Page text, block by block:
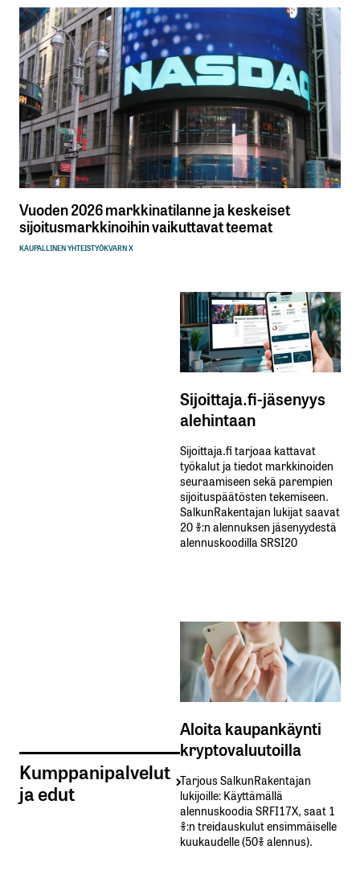
Vuoden 2026 markkinatilanne ja keskeiset
sijoitusmarkkinoihin vaikuttavat teemat
KAUPALLINEN YHTEISTYÖKVARN X
Kumppanipalvelut
ja edut
Sijoittaja.fi-jäsenyys
alehintaan
Sijoittaja.fi tarjoaa kattavat
työkalut ja tiedot markkinoiden
seuraamiseen sekä parempien
sijoituspäätösten tekemiseen.
SalkunRakentajan lukijat saavat
20 %:n alennuksen jäsenyydestä
alennuskoodilla SRSI20
Aloita kaupankäynti
kryptovaluutoilla
Tarjous SalkunRakentajan
lukijoille: Käyttämällä​ ​
alennuskoodia​ ​SRFI17X,​ ​saat​ ​1
%:n treidauskulut​ ​ensimmäiselle​ ​
kuukaudelle​ ​(50%​ ​alennus).